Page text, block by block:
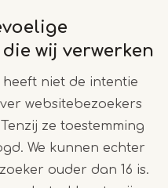
wij verwerken
niet de intentie
websitebezoekers
ze toestemming
We kunnen echter
ouder dan 16 is.